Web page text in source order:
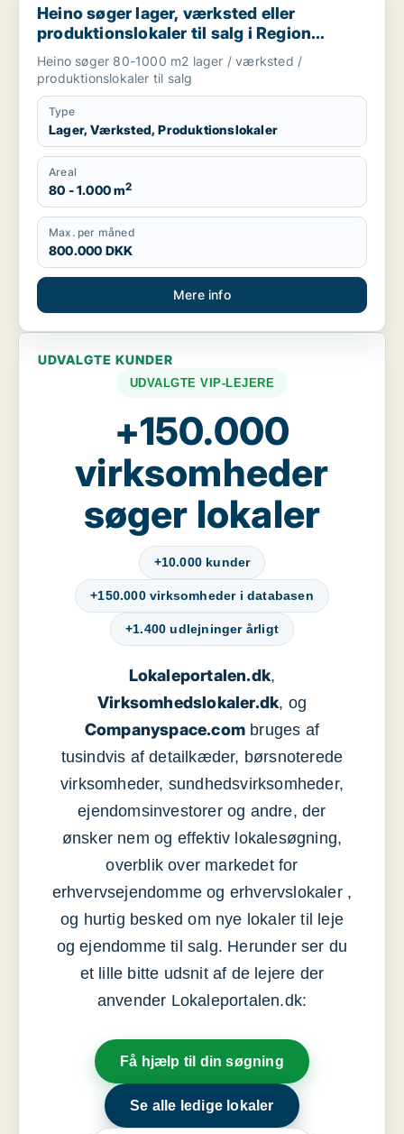
Heino søger lager, værksted eller
produktionslokaler til salg i Region
Sjælland
Heino søger 80-1000 m2 lager / værksted /
produktionslokaler til salg
Type
Lager, Værksted, Produktionslokaler
Areal
80 - 1.000 m2
Max. per måned
800.000 DKK
Mere info
UDVALGTE KUNDER
UDVALGTE VIP-LEJERE
+150.000
virksomheder
søger lokaler
+10.000 kunder
+150.000 virksomheder i databasen
+1.400 udlejninger årligt
Lokaleportalen.dk,
Virksomhedslokaler.dk, og
Companyspace.com bruges af
tusindvis af detailkæder, børsnoterede
virksomheder, sundhedsvirksomheder,
ejendomsinvestorer og andre, der
ønsker nem og effektiv lokalesøgning,
overblik over markedet for
erhvervsejendomme og erhvervslokaler ,
og hurtig besked om nye lokaler til leje
og ejendomme til salg. Herunder ser du
et lille bitte udsnit af de lejere der
anvender Lokaleportalen.dk:
Få hjælp til din søgning
Se alle ledige lokaler